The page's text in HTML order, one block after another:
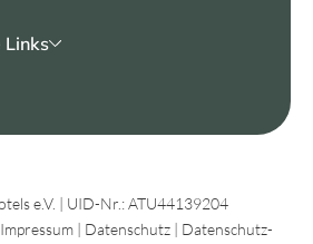
Links
e.V. | UID-Nr.: ATU44139204
Impressum | Datenschutz | Datenschutz-